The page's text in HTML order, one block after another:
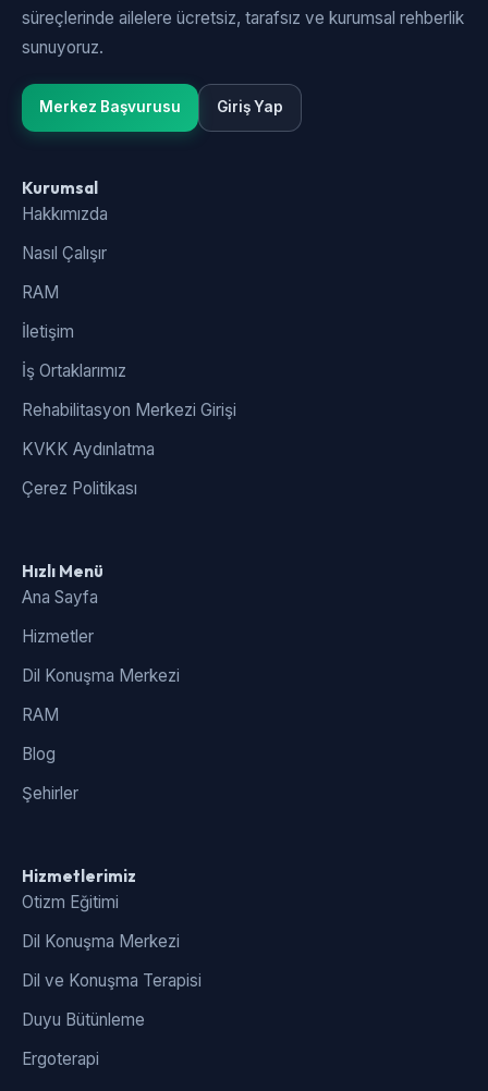
süreçlerinde ailelere ücretsiz, tarafsız ve kurumsal rehberlik
sunuyoruz.
Merkez Başvurusu Giriş Yap
Kurumsal
Hakkımızda
Nasıl Çalışır
RAM
İletişim
İş Ortaklarımız
Rehabilitasyon Merkezi Girişi
KVKK Aydınlatma
Çerez Politikası
Hızlı Menü
Ana Sayfa
Hizmetler
Dil Konuşma Merkezi
RAM
Blog
Şehirler
Hizmetlerimiz
Otizm Eğitimi
Dil Konuşma Merkezi
Dil ve Konuşma Terapisi
Duyu Bütünleme
Ergoterapi